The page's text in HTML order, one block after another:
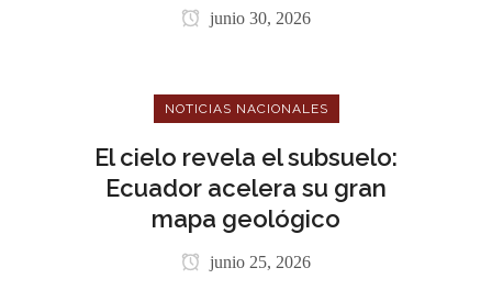
junio 30, 2026
NOTICIAS NACIONALES
El cielo revela el subsuelo:
Ecuador acelera su gran
mapa geológico
junio 25, 2026